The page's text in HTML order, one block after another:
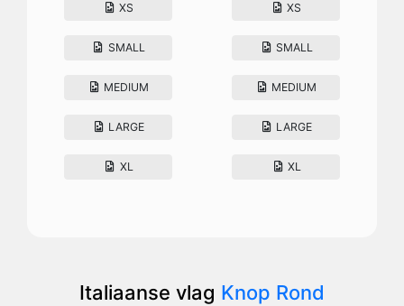
XS
SMALL
MEDIUM
LARGE
XL
XS
SMALL
MEDIUM
LARGE
XL
Italiaanse vlag Knop Rond